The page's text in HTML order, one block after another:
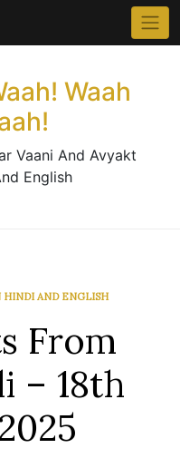
Waah
Vaani And Avyakt
English
HINDI AND ENGLISH
From
– 18th
×